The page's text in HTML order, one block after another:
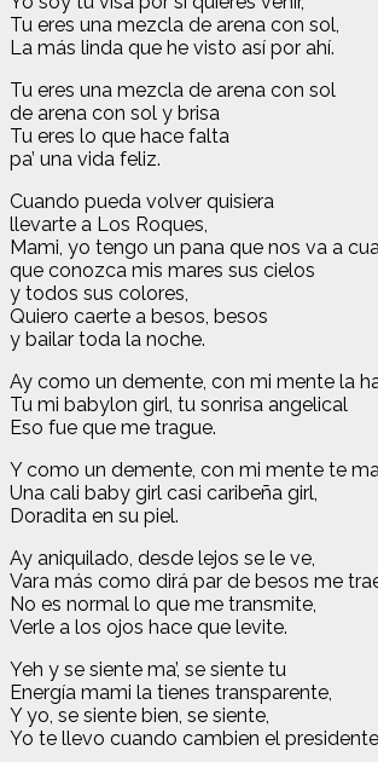
Tu eres una mezcla de arena con sol,
La más linda que he visto así por ahí.
Tu eres una mezcla de arena con sol
de arena con sol y brisa
Tu eres lo que hace falta
pa’ una vida feliz.
Cuando pueda volver quisiera
llevarte a Los Roques,
Mami, yo tengo un pana que nos va a
que conozca mis mares sus cielos
y todos sus colores,
Quiero caerte a besos, besos
y bailar toda la noche.
Ay como un demente, con mi mente la
Tu mi babylon girl, tu sonrisa angelical
Eso fue que me trague.
Y como un demente, con mi mente te
Una cali baby girl casi caribeña girl,
Doradita en su piel.
Ay aniquilado, desde lejos se le ve,
Vara más como dirá par de besos me
No es normal lo que me transmite,
Verle a los ojos hace que levite.
Yeh y se siente ma’, se siente tu
Energía mami la tienes transparente,
Y yo, se siente bien, se siente,
Yo te llevo cuando cambien el